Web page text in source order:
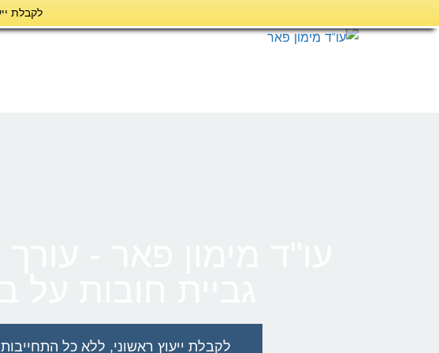
לקבלת
לתוכן
לקבלת ייעוץ ראשוני, ללא כל התחייבות, ניתן